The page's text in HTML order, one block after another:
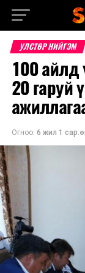
УЛСТӨР НИЙГЭМ
100 айлд
20 гаруй
Огноо: 6 жил 1